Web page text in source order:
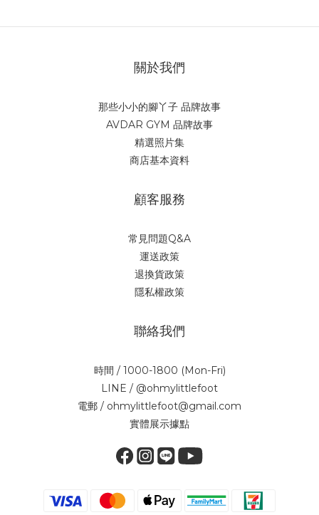
關於我們
那些小小的腳丫子 品牌故事
AVDAR GYM 品牌故事
精選照片集
商店基本資料
顧客服務
常見問題Q&A
運送政策
退換貨政策
隱私權政策
聯絡我們
時間 / 1000-1800 (Mon-Fri)
LINE / @ohmylittlefoot
電郵 / ohmylittlefoot@gmail.com
實體展示據點